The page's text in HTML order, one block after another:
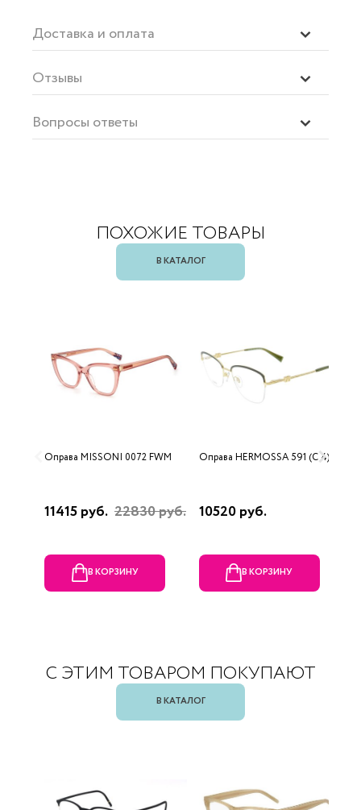
Доставка и оплата
Отзывы
Вопросы ответы
ПОХОЖИЕ ТОВАРЫ
В КАТАЛОГ
Оправа MISSONI 0072 FWM
11415 руб. 22830 руб.
В КОРЗИНУ
Оправа HERMOSSA 591 (C 4)
10520 руб.
В КОРЗИНУ
С ЭТИМ ТОВАРОМ ПОКУПАЮТ
В КАТАЛОГ